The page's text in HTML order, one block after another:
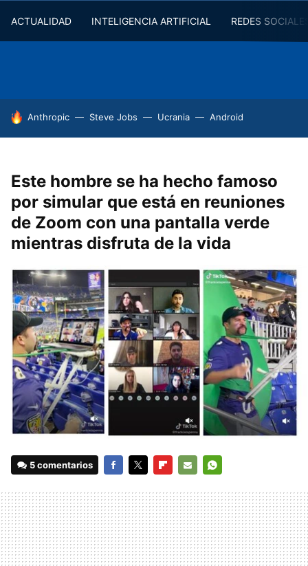
ACTUALIDAD INTELIGENCIA ARTIFICIAL REDES
HOY SE HABLA DE
Anthropic Steve Jobs Ucrania Android
Este hombre se ha hecho famoso
por simular que está en reuniones
de Zoom con una pantalla verde
mientras disfruta de la vida
5 comentarios
MAIL